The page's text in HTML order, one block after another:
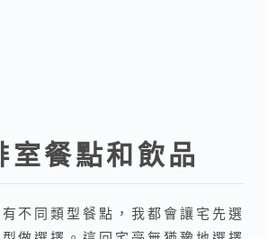
室餐點和飲品
不同類型餐點，我都會讓宅先選